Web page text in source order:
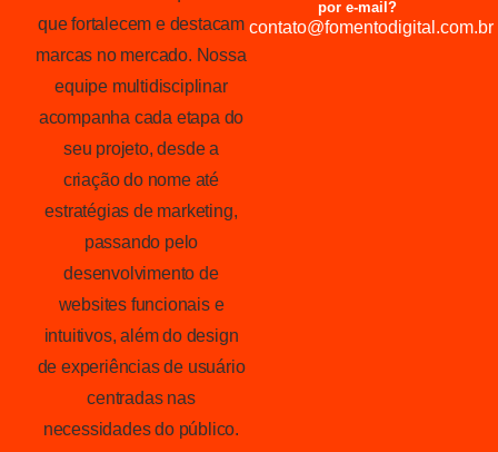
que fortalecem e destacam
marcas no mercado. Nossa
equipe multidisciplinar
acompanha cada etapa do
seu projeto, desde a
criação do nome até
estratégias de marketing,
passando pelo
desenvolvimento de
websites funcionais e
intuitivos, além do design
de experiências de usuário
centradas nas
necessidades do público.
por e-mail?
contato@fomentodigital.com.br